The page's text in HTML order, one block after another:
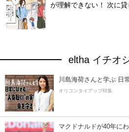
が理解できない！ 次に
eltha イチオ
川島海荷さんと学ぶ 日
オリコンタイアップ特集
マクドナルドが40年に